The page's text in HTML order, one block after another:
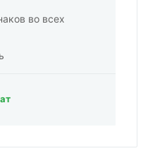
во всех